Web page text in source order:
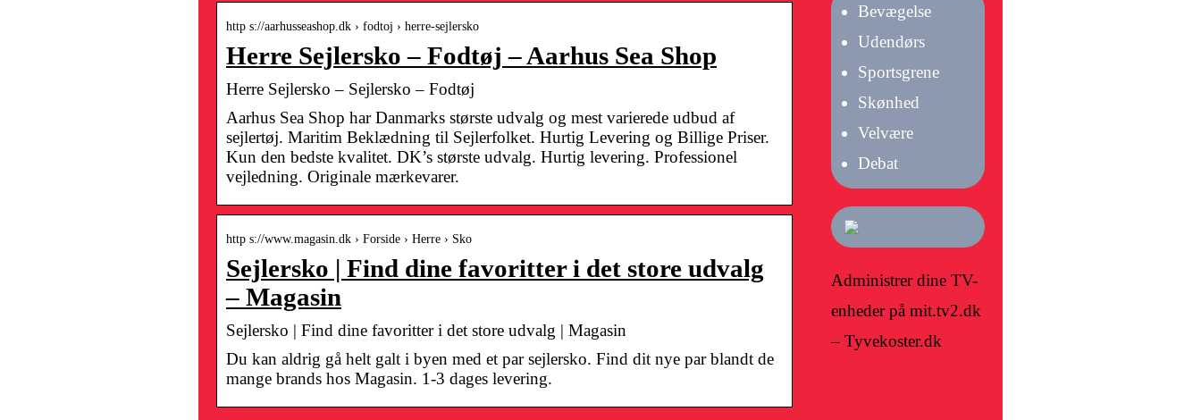
http s://aarhusseashop.dk › fodtoj › herre-sejlersko
Herre Sejlersko – Fodtøj – Aarhus Sea Shop
Herre Sejlersko – Sejlersko – Fodtøj
Aarhus Sea Shop har Danmarks største udvalg og mest varierede udbud af
sejlertøj. Maritim Beklædning til Sejlerfolket. Hurtig Levering og Billige Priser.
Kun den bedste kvalitet. DK’s største udvalg. Hurtig levering. Professionel
vejledning. Originale mærkevarer.
http s://www.magasin.dk › Forside › Herre › Sko
Sejlersko | Find dine favoritter i det store udvalg
– Magasin
Sejlersko | Find dine favoritter i det store udvalg | Magasin
Du kan aldrig gå helt galt i byen med et par sejlersko. Find dit nye par blandt de
mange brands hos Magasin. 1-3 dages levering.
Bevægelse
Udendørs
Sportsgrene
Skønhed
Velvære
Debat
Administrer dine TV-
enheder på mit.tv2.dk
– Tyvekoster.dk